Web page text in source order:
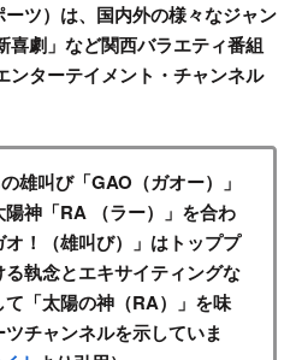
ツ）は、国内外の様々なジャン
喜劇」など関西バラエティ番組
ンターテイメント・チャンネル
雄叫び「GAO（ガオー）」
神「RA （ラー）」を合わ
！（雄叫び）」はトッププ
執念とエキサイティングな
「太陽の神（RA）」を味
チャンネルを示していま